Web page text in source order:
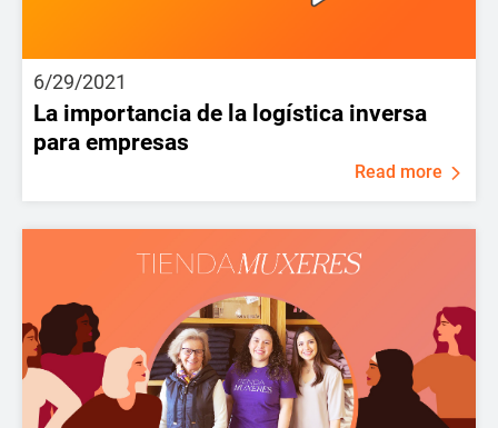
6/29/2021
La importancia de la logística inversa
para empresas
Read more